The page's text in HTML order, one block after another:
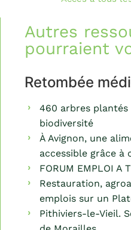
Autres
pourraient
Retombée
460 arbres
biodiversité
À Avignon, une
accessible grâce à
FORUM EMPLOI A
Restauration,
emplois sur un
Pithiviers-le-Vieil.